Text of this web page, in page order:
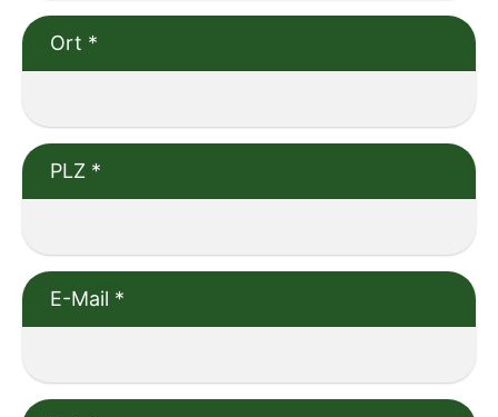
Ort *
PLZ *
E-Mail *